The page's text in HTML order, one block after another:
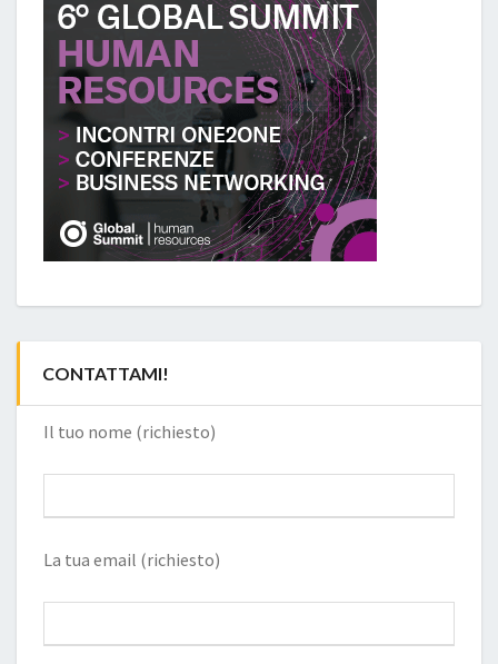
CONTATTAMI!
Il tuo nome (richiesto)
La tua email (richiesto)